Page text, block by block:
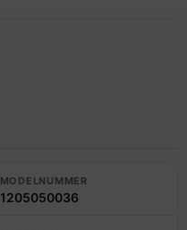
MODELNUMMER
1205050036